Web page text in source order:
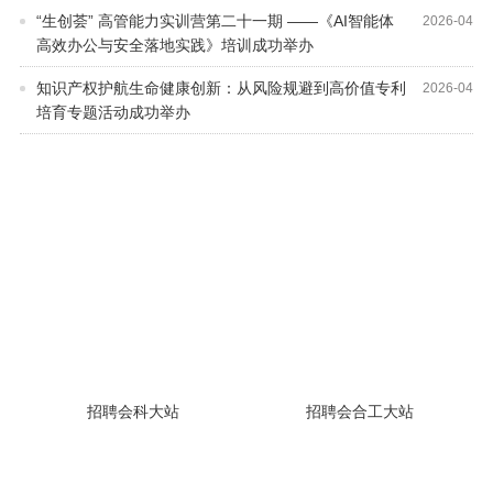
2026-04
“生创荟” 高管能力实训营第二十一期 ——《AI智能体
高效办公与安全落地实践》培训成功举办
2026-04
知识产权护航生命健康创新：从风险规避到高价值专利
培育专题活动成功举办
招聘会科大站 招聘会合工大站